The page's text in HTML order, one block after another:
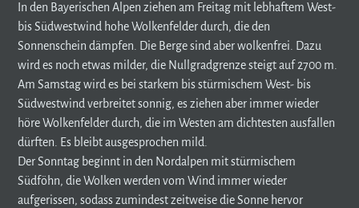
In den Bayerischen Alpen ziehen am Freitag mit lebhaftem West-
bis Südwestwind hohe Wolkenfelder durch, die den
Sonnenschein dämpfen. Die Berge sind aber wolkenfrei. Dazu
wird es noch etwas milder, die Nullgradgrenze steigt auf 2700 m.
Am Samstag wird es bei starkem bis stürmischem West- bis
Südwestwind verbreitet sonnig, es ziehen aber immer wieder
höre Wolkenfelder durch, die im Westen am dichtesten ausfallen
dürften. Es bleibt ausgesprochen mild.
Der Sonntag beginnt in den Nordalpen mit stürmischem
Südföhn, die Wolken werden vom Wind immer wieder
aufgerissen, sodass zumindest zeitweise die Sonne hervor